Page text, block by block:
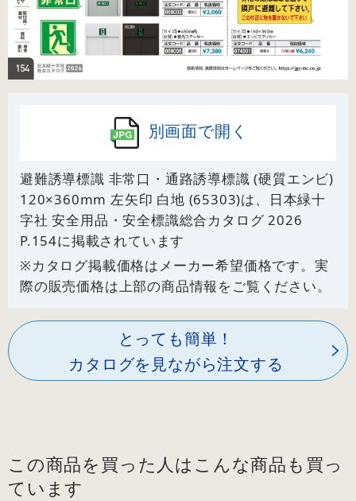
別画面で開く
避難誘導標識 非常口・通路誘導標識 (硬質エンビ)
120×360mm 左矢印 白地 (65303)は、日本緑十
字社 安全用品・安全標識総合カタログ 2026
P.154に掲載されています
※カタログ掲載価格はメーカー希望価格です。実
際の販売価格は上部の商品情報をご覧ください。
とっても簡単！
カタログを見ながら注文する
この商品を買った人はこんな商品も買っ
ています